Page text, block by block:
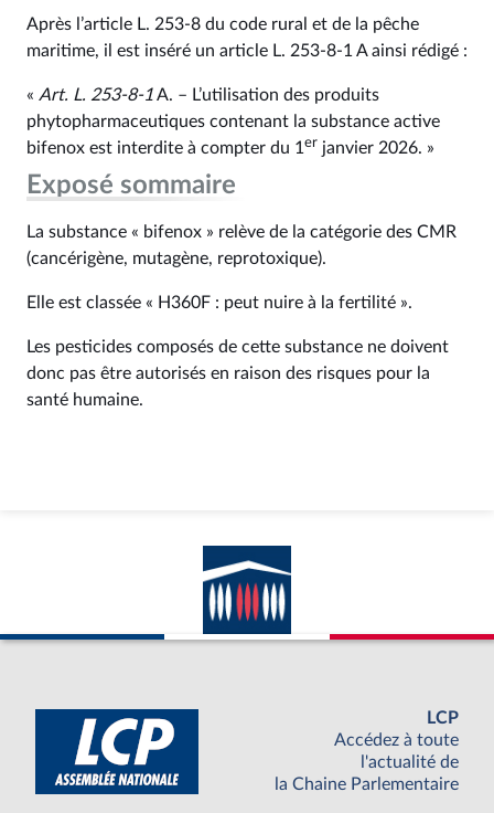
Après l’article L. 253‑8 du code rural et de la pêche
maritime, il est inséré un article L. 253‑8‑1 A ainsi rédigé :
« Art. L. 253‑8‑1A. – L’utilisation des produits
phytopharmaceutiques contenant la substance active
bifenox est interdite à compter du 1 er janvier 2026. »
Exposé sommaire
La substance « bifenox » relève de la catégorie des CMR
(cancérigène, mutagène, reprotoxique).
Elle est classée « H360F : peut nuire à la fertilité ».
Les pesticides composés de cette substance ne doivent
donc pas être autorisés en raison des risques pour la
santé humaine.
LCP
Accédez à toute
l'actualité de
la Chaine Parlementaire